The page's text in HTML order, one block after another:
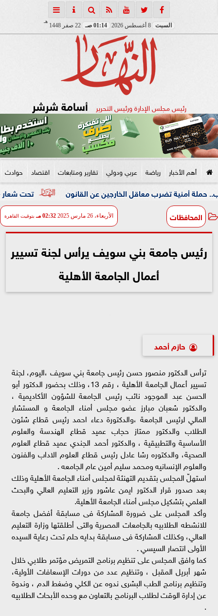
السبت 8 أغسطس 2026 01:14 صـ 22 صفر 1448
هـ
رئيس مجلس الإدارة ورئيس التحرير أسامة شرشر
أهم الأخبار رياضة عربي ودولي تقارير ومتابعات اقتصاد حوادث
تحت شعار «خدمة بيوت تضرب معاقل الخارجين عن القانون
المحافظات الأربعاء، 26 مارس 2025 02:32 مـ بتوقيت القاهرة
رئيس جامعة بني سويف يرأس لجنة تسيير
أعمال الجامعة الأهلية
حازم أحمد
ترأس الدكتور منصور حسن رئيس جامعة بني سويف ،اليوم، لجنة
تسيير أعمال الجامعة الأهلية ، رقم 13، وذلك بحضور الدكتور أبو
الحسن عبد الموجود نائب رئيس الجامعة للشؤون الأكاديمية ،
والدكتور شعبان مبارز عضو مجلس أمناء الجامعة و المستشار
المالي لرئيس الجامعة ،والدكتورة دعاء احمد رئيس قطاع شئون
الطلاب والدكتور ممتاز حجاب عميد قطاع الهندسة والعلوم
الأساسية والتطبيقية ، والدكتور أحمد الجندي عميد قطاع العلوم
الصحية، والدكتوره رشا عادل رئيس قطاع العلوم الاداب والفنون
والعلوم الإنسانيه ومحمد سليم أمين عام الجامعه .
استهلّ المجلس بتقديم التهنئة لمجلس أمناء الجامعة الأهلية وذلك
بعد صدور قرار الدكتور ايمن عاشور وزير التعليم العالي والبحث
العلمي بتشكيل مجلس أمناء الجامعة الأهلية.
وأكد المجلس على ضرورة المشاركة فى مسابقة أفضل جامعة
للانشطه الطلابيه بالجامعات المصرية والتى أطلقتها وزارة التعليم
العالي، وكذلك المشاركة فى مسابقة بدايه حلم تحت رعاية السيده
الأولى انتصار السيسي .
كما وافق المجلس على تنظيم برنامج التمريض مؤتمر طلابي خلال
شهر أبريل المقبل ، وتنظيم عدد من دورات الإسعافات الأولية،
وتنظيم برنامج الطب البشرى ندوه عن الكلي وضغط الدم ، وندوة
عن إدارة الوقت لطلاب البرنامج بالتعاون مع وحده الأبحاث الطلابيه
.